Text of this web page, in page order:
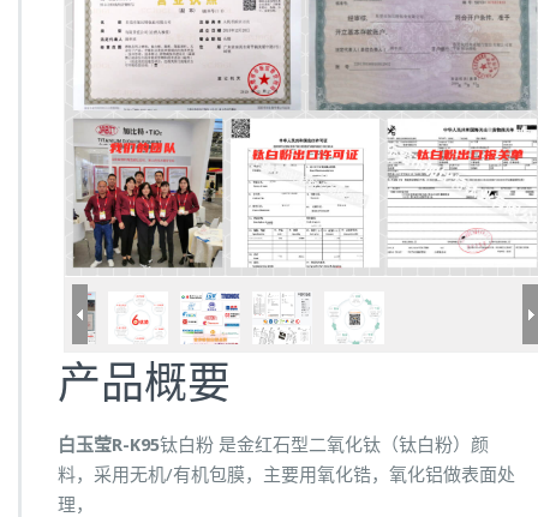
产品概要
白玉莹R-K95钛白粉 是金红石型二氧化钛（钛白粉）颜
料，采用无机/有机包膜，主要用氧化锆，氧化铝做表面处
理，